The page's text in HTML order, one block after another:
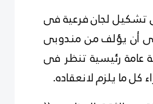
لجان فرعية فى
أن يؤلف من مندوبى
عامة رئيسية تنظر فى
كل ما يلزم لانعقاده.